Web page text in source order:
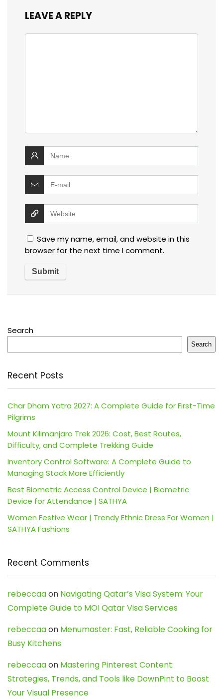
LEAVE A REPLY
Save my name, email, and website in this
browser for the next time I comment.
Search
Search
Recent Posts
Char Dham Yatra 2027: A Complete Guide for First-Time
Pilgrims
Mount Kilimanjaro Trek 2026: Cost, Best Routes,
Difficulty, and Complete Trekking Guide
Inventory Control Software: A Complete Guide to
Managing Stock More Efficiently
Best Biometric Access Control Device | Biometric
Device for Attendance | SATHYA
Women Festive Wear | Trendy Ethnic Dress For Women |
SATHYA Fashions
Recent Comments
rebeccaaon Navigating Qatar’s Visa System: Your
Complete Guide to MOI Qatar Visa Services
rebeccaaon Menumaster: Fast, Reliable Cooking for
Busy Kitchens
rebeccaaon Mastering Pinterest Content:
Strategies, Trends, and Tools like DownPint to Boost
Your Visual Presence